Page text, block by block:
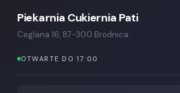
Piekarnia Cukiernia Pati
Ceglana 16, 87-300 Brodnica
OTWARTE DO 17:00